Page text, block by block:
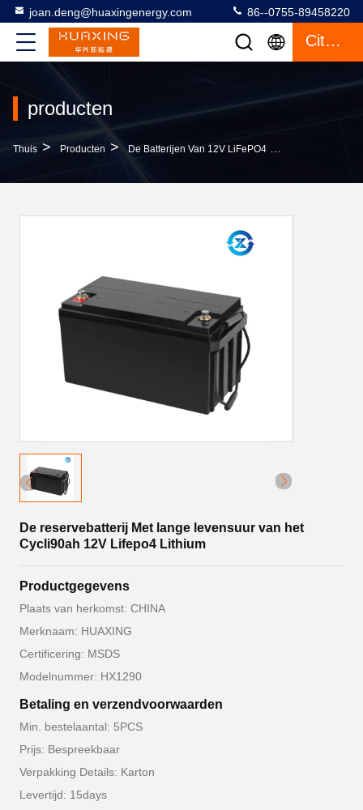
joan.deng@huaxingenergy.com 86--0755-89458220
Citaat
producten
Thuis > Producten > De Batterijen Van 12V LiFePO4 >
De reservebatterij Met lange levensuur van het
Cycli90ah 12V Lifepo4 Lithium
Productgegevens
Plaats van herkomst: CHINA
Merknaam: HUAXING
Certificering: MSDS
Modelnummer: HX1290
Betaling en verzendvoorwaarden
Min. bestelaantal: 5PCS
Prijs: Bespreekbaar
Verpakking Details: Karton
Levertijd: 15days